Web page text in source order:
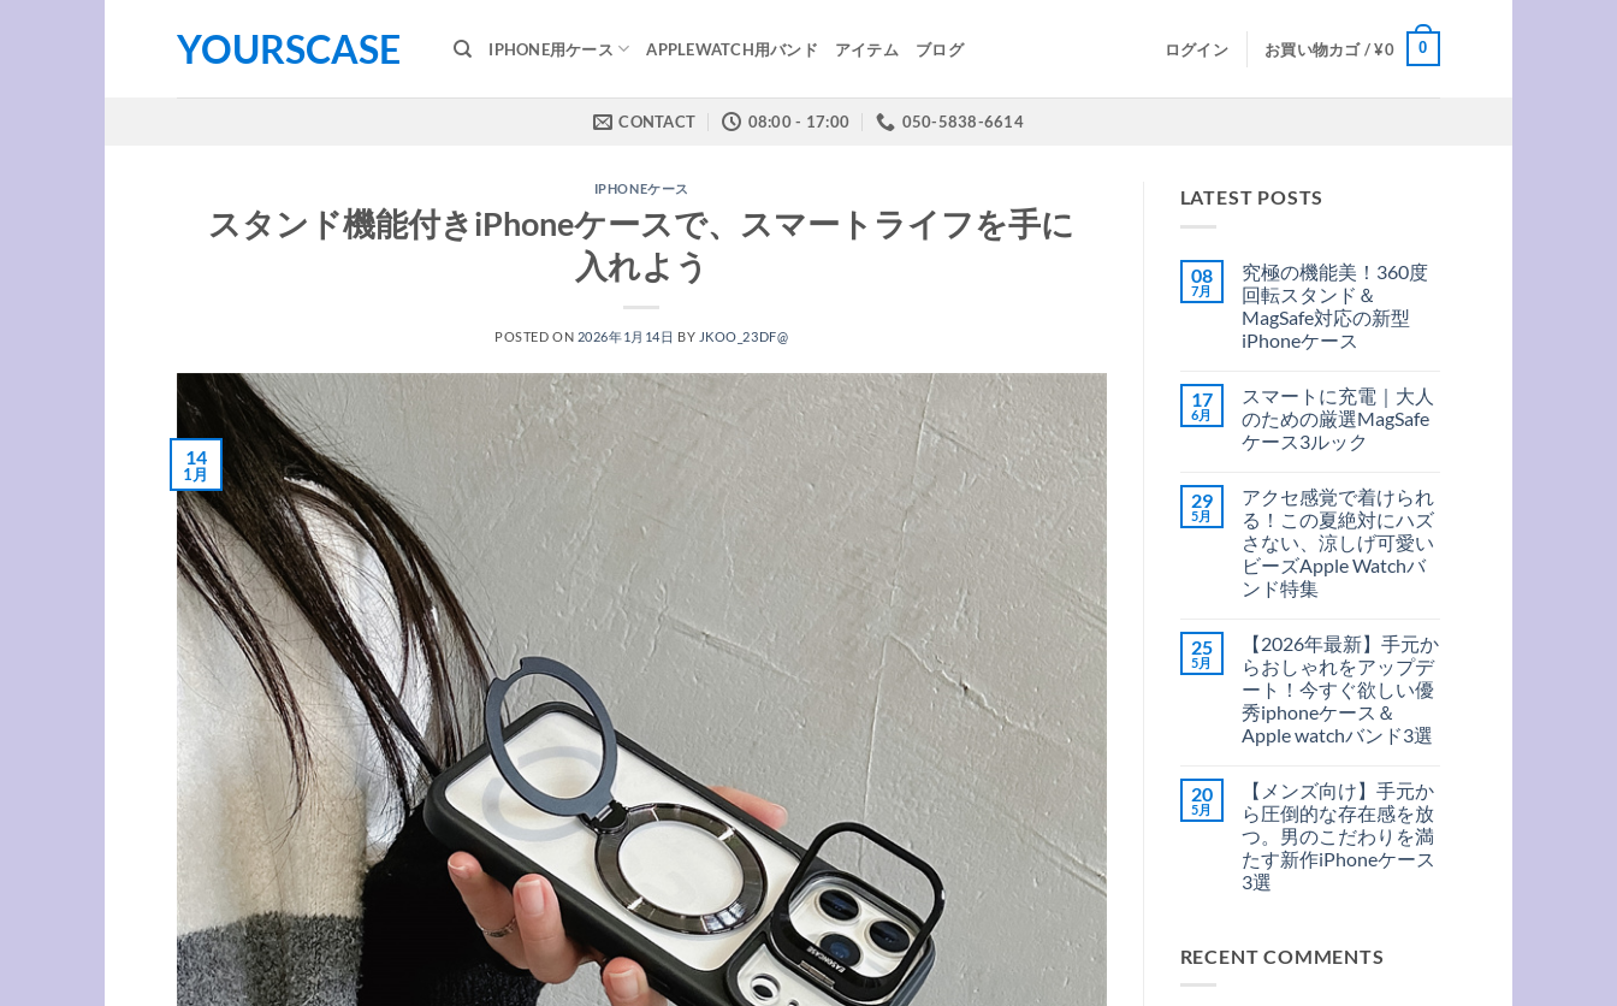
YOURSCASE IPHONE用ケース APPLEWATCH用バンド アイテム ブログ ログイン お買い物カゴ /¥0 0
CONTACT 08:00 - 17:00 050-5838-6614
IPHONEケース
スタンド機能付きiPhoneケースで、スマートライフを手に
入れよう
POSTED ON 2026年1月14日 BY JKOO_23DF@
14
1月
LATEST POSTS
08
7月
究極の機能美！360度
回転スタンド＆
MagSafe対応の新型
iPhoneケース
の
機
能
美！
回
転
ス
タ
ン
ド
＆
MagSafe
新
型
iPhone
ケ
ー
ス
ン
ト
は
ま
り
ま
せ
ん
17
6月
スマートに充電｜大人
のための厳選MagSafe
ケース3ルック
ー
ト
に
充
電
｜
大
の
MagSafe
ケ
ー
ッ
ク
へ
の
ン
ト
は
ま
だ
あ
り
29
5月
アクセ感覚で着けられ
る！この夏絶対にハズ
さない、涼しげ可愛い
ビーズApple Watchバ
ンド特集
感
覚
で
着
け
ら
夏
絶
対
に
ハ
ズ
涼
ト
は
ま
だ
あ
り
25
5月
【2026年最新】手元か
らおしゃれをアップデ
ート！今すぐ欲しい優
秀iphoneケース＆
Apple watchバンド3選
新】
手
元
か
ら
お
ア
ト
は
ま
だ
あ
り
20
5月
【メンズ向け】手元か
ら圧倒的な存在感を放
つ。男のこだわりを満
たす新作iPhoneケース
3選
向
け】
ト
は
RECENT COMMENTS